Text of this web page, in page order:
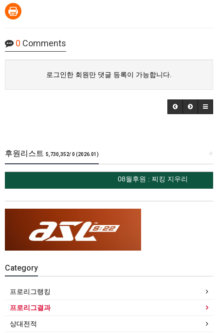
0 Comments
로그인한 회원만 댓글 등록이 가능합니다.
+
후원리스트 5,730,352/ 0 (2026.01)
08월후원 : 찌킹 지우리
Category
프로리그랭킹
프로리그결과
상대전적